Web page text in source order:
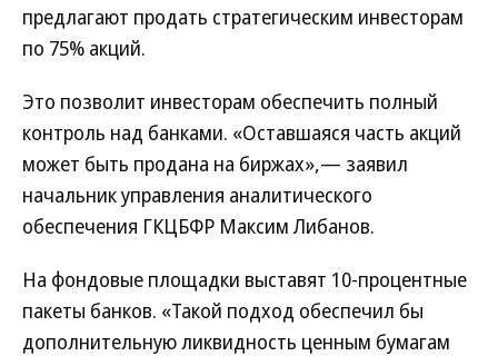
предлагают продать стратегическим инвесторам
по 75% акций.
Это позволит инвесторам обеспечить полный
контроль над банками. «Оставшаяся часть акций
может быть продана на биржах»,— заявил
начальник управления аналитического
обеспечения ГКЦБФР Максим Либанов.
На фондовые площадки выставят 10-процентные
пакеты банков. «Такой подход обеспечил бы
дополнительную ликвидность ценным бумагам